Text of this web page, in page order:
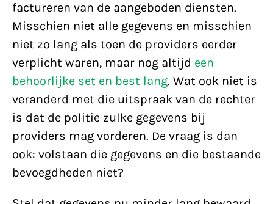
factureren van de aangeboden diensten.
Misschien niet alle gegevens en misschien
niet zo lang als toen de providers eerder
verplicht waren, maar nog altijd een
behoorlijke set en best lang. Wat ook niet is
veranderd met die uitspraak van de rechter
is dat de politie zulke gegevens bij
providers mag vorderen. De vraag is dan
ook: volstaan die gegevens en die bestaande
bevoegdheden niet?